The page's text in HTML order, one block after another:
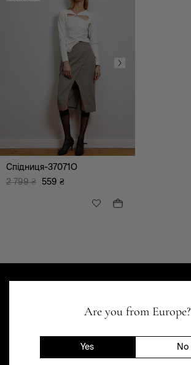
Are you from Europe?
Yes No
Светри, гольфи,
кардігани, худі
Спідниці
Сукні, сарафани
Футболки
Сукні, сарафани
Корсети
Спідниця-37071O
2 799 ₴ 559 ₴